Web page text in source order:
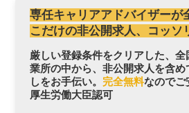
専任キャリアアドバイザーが
こだけの非公開求人、コッソ
厳しい登録条件をクリアした、
業所の中から、非公開求人を含
しをお手伝い。 完全無料なのでご
厚生労働大臣認可